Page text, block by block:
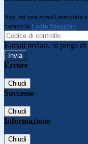
Non hai una e-mail associata
tramite la Login Spaggiari
E-mail inviata, si prega di
Errore
Chiudi
Successo
Chiudi
Informazione
Chiudi